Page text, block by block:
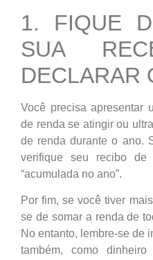
1. FIQUE
SUA
DECLARAR
Você precisa apresentar
de renda se atingir ou
de renda durante o ano.
verifique seu recibo de
“acumulada no ano”.
Por fim, se você tiver
se de somar a renda de
No entanto, lembre-se de
também, como